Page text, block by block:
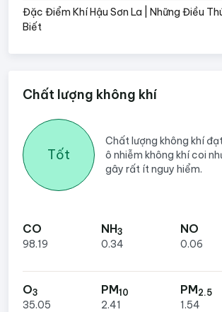
Đặc Điểm Khí Hậu Sơn La | Những Điều
Biết
Chất lượng không khí
Tốt
Chất lượng không khí
ô nhiễm không khí coi
gây rất ít nguy hiểm.
CO
98.19
NH3
0.34
NO
0.06
O3
35.05
PM10
2.41
PM2.5
1.54